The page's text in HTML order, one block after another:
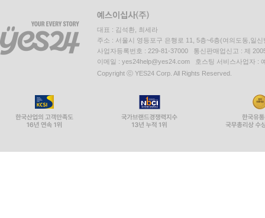
대표 : 김석환, 최세라
주소 : 서울시 영등포구 은행로 11, 5층~6층(여의도동,일신
사업자등록번호 : 229-81-37000 통신판매업신고 : 제
이메일 : yes24help@yes24.com 호스팅 서비스사업자 :
Copyright ⓒ YES24 Corp. All Rights Reserved.